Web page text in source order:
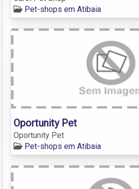
Pet-shops em Atibaia
Oportunity Pet
Oportunity Pet
Pet-shops em Atibaia